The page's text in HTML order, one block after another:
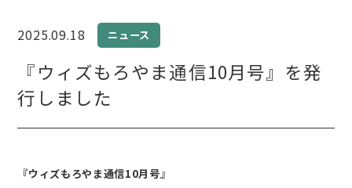
2025.09.18 ニュース
『ウィズもろやま通信10月号』を発
行しました
『ウィズもろやま通信10月号』